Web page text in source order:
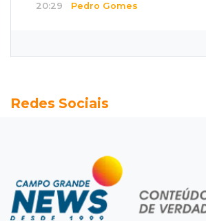
20:29 Pedro Gomes
Pantanal treina em Goiânia antes
Campeonato Brasileiro
Remo busca empate com
na zona de rebaixamento
Redes Sociais